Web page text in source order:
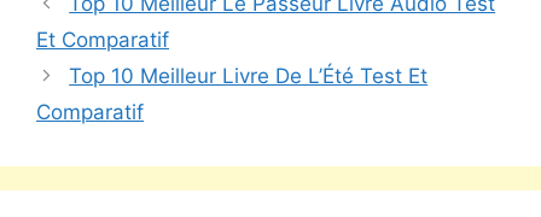
Et Comparatif
Top 10 Meilleur Livre De L’Été Test Et
Comparatif